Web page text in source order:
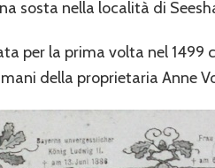
a
sosta nella località di
per la prima volta nel 1499
della proprietaria Anne